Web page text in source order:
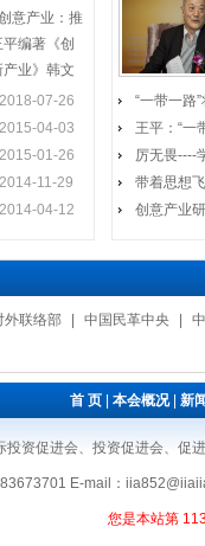
海岸市長
Tom Tate
牌颁奖礼
本发展研
融改革与
传》首发式
馆藏珍
问韩国
意产业：推
编著《创
业》韩文
迎春餐叙
会
员将举行
：2015年2
始地点：
将在北京
资促进会
圳）国际
到温总理
三届中日
2018-07-26
2015-04-03
2015-01-26
2014-11-29
2014-04-12
“一带一路
王平：“一
厉无畏----
带着思想
创意产业
外联络部 中国民革中央
首 页 本会概况| 新
投资促进会、投资促进会、
E-mail：
您是本站第